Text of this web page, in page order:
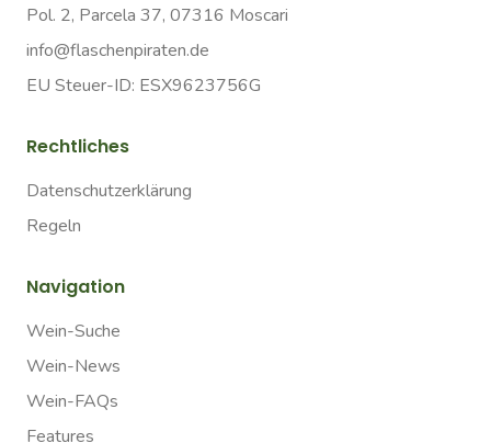
Pol. 2, Parcela 37, 07316 Moscari
info@flaschenpiraten.de
EU Steuer-ID: ESX9623756G
Rechtliches
Datenschutzerklärung
Regeln
Navigation
Wein-Suche
Wein-News
Wein-FAQs
Features